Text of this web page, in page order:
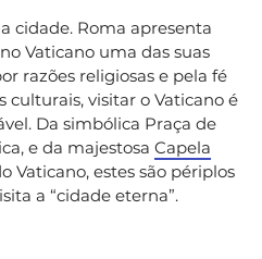
cidade. Roma apresenta
Vaticano uma das suas
razões religiosas e pela fé
culturais, visitar o Vaticano é
Da simbólica Praça de
e da majestosa Capela
Vaticano, estes são périplos
a “cidade eterna”.